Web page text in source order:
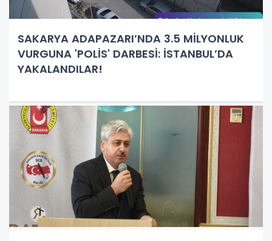
SAKARYA ADAPAZARI’NDA 3.5 MİLYONLUK
VURGUNA 'POLİS' DARBESİ: İSTANBUL’DA
YAKALANDILAR!